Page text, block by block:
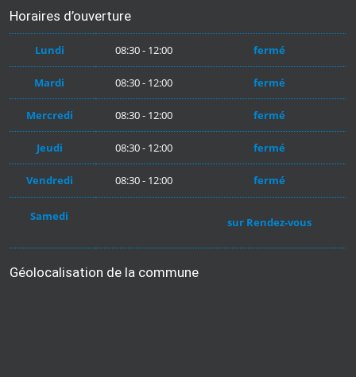
Horaires d’ouverture
Lundi 08:30 - 12:00 fermé
Mardi 08:30 - 12:00 fermé
Mercredi 08:30 - 12:00 fermé
Jeudi 08:30 - 12:00 fermé
Vendredi 08:30 - 12:00 fermé
Samedi sur Rendez-vous
Géolocalisation de la commune